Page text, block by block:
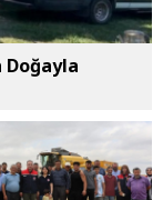
Doğayla